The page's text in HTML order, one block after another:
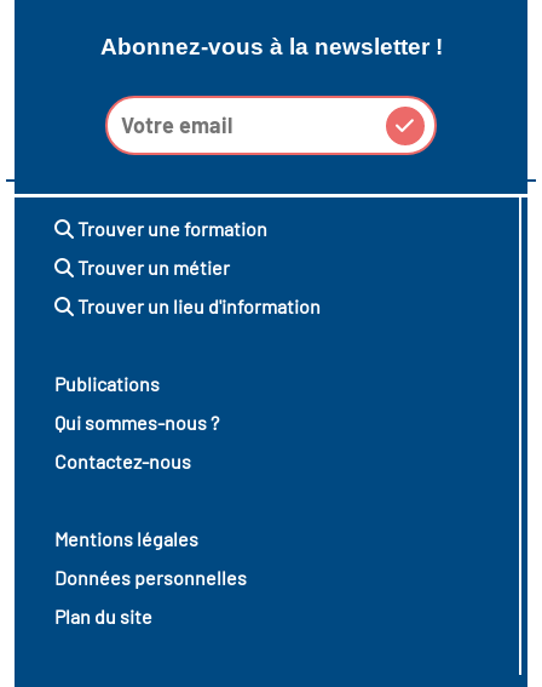
Abonnez-vous à la newsletter !
Trouver une formation
Trouver un métier
Trouver un lieu d'information
Publications
Qui sommes-nous ?
Contactez-nous
Mentions légales
Données personnelles
Plan du site